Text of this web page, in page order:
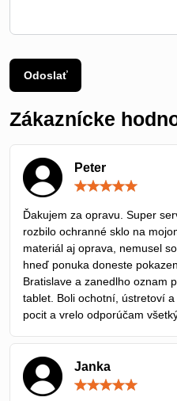
Odoslať
Zákaznícke
Peter
Ďakujem za opravu. Super
rozbilo ochranné sklo na
materiál aj oprava, nemusel
hneď ponuka doneste
Bratislave a zanedlho oznam
tablet. Boli ochotní, ústretoví
pocit a vrelo odporúčam
Janka